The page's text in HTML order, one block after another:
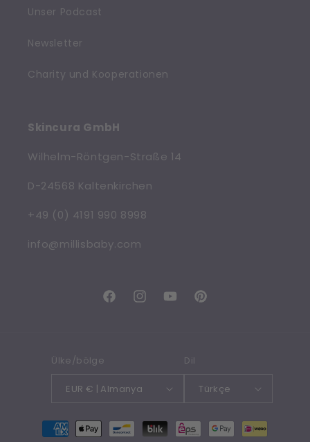
Unser Podcast
Newsletter
Charity und Kooperationen
Skincura GmbH
Wilhelm-Röntgen-Straße 14
D-24568 Kaltenkirchen
+49 (0) 4191 990 8998
info@millisbaby.com
FacebookInstagramYouTubePinterest
Ülke/bölge
EUR € | Almanya
Dil
Türkçe
Ödeme